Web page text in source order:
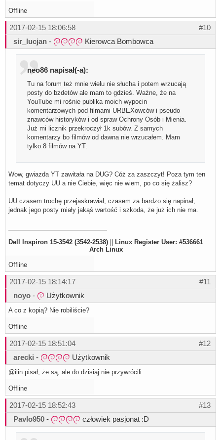
Offline
#10
2017-02-15 18:06:58
sir_lucjan - Kierowca Bombowca
neo86 napisał(-a):
Tu na forum też mnie wielu nie słucha i potem wrzucają
posty do bzdetów ale mam to gdzieś. Ważne, że na
YouTube mi rośnie publika moich wypocin
komentarzowych pod filmami URBEXowców i pseudo-
znawców historyków i od spraw Ochrony Osób i Mienia.
Już mi licznik przekroczył 1k subów. Z samych
komentarzy bo filmów od dawna nie wrzucałem. Mam
tylko 8 filmów na YT.
Wow, gwiazda YT zawitała na DUG? Cóż za zaszczyt! Poza tym ten
temat dotyczy UU a nie Ciebie, więc nie wiem, po co się żalisz?
UU czasem trochę przejaskrawiał, czasem za bardzo się napinał,
jednak jego posty miały jakąś wartość i szkoda, że już ich nie ma.
Dell Inspiron 15-3542 (3542-2538) || Linux Register User: #536661
Arch Linux
Offline
#11
2017-02-15 18:14:17
noyo - Użytkownik
A co z kopią? Nie robiliście?
Offline
#12
2017-02-15 18:51:04
arecki - Użytkownik
@ilin pisał, że są, ale do dzisiaj nie przywrócili.
Offline
#13
2017-02-15 18:52:43
Pavlo950 - człowiek pasjonat :D